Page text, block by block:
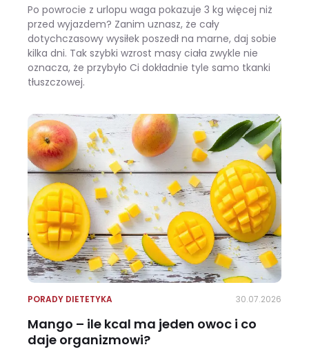
Po powrocie z urlopu waga pokazuje 3 kg więcej niż
przed wyjazdem? Zanim uznasz, że cały
dotychczasowy wysiłek poszedł na marne, daj sobie
kilka dni. Tak szybki wzrost masy ciała zwykle nie
oznacza, że przybyło Ci dokładnie tyle samo tkanki
tłuszczowej.
PORADY DIETETYKA 30.07.2026
Mango – ile kcal ma jeden owoc i co
daje organizmowi?